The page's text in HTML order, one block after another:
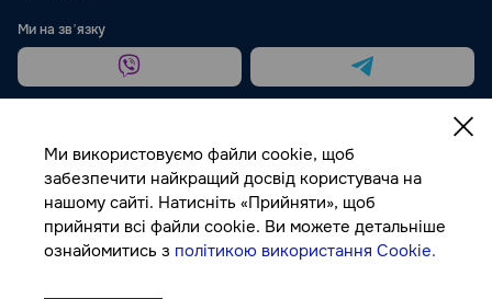
Ми на звʼязку
© Autocolor, 2026
Публічна оферта
Ми використовуємо файли cookie, щоб
забезпечити найкращий досвід користувача на
нашому сайті. Натисніть «Прийняти», щоб
прийняти всі файли cookie. Ви можете детальніше
ознайомитись з політикою використання Cookie.